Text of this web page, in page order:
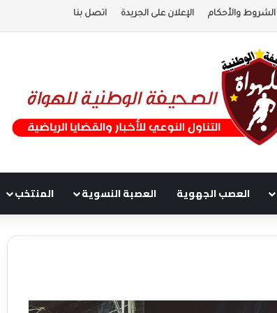
الشروط والأحكام الإعلان على الجريدة اتصل بنا
العصب الجهوية العصبة النسوية المنتخب